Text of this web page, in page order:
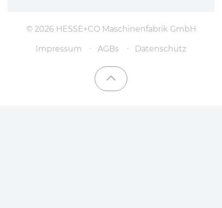
© 2026 HESSE+CO Maschinenfabrik GmbH
Impressum AGBs Datenschutz
Nach oben scrollen